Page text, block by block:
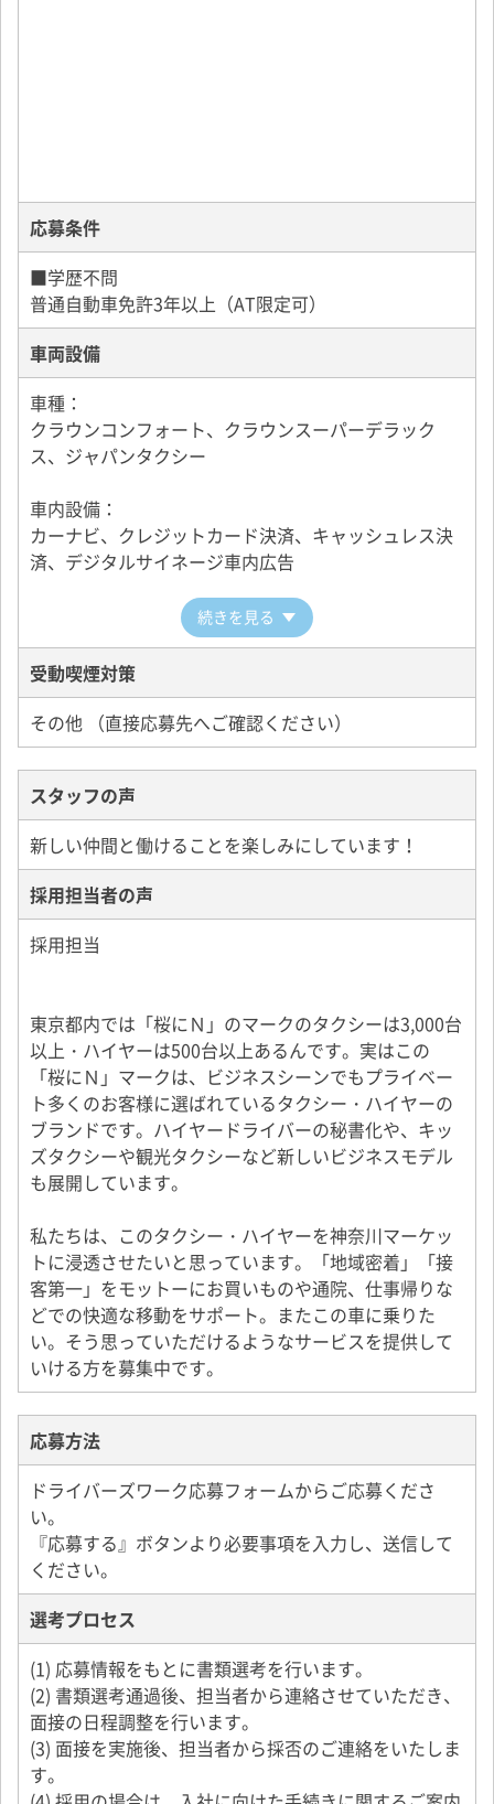
応募条件
■学歴不問
普通自動車免許3年以上（AT限定可）
車両設備
車種：
クラウンコンフォート、クラウンスーパーデラック
ス、ジャパンタクシー
車内設備：
カーナビ、クレジットカード決済、キャッシュレス決
済、デジタルサイネージ車内広告
続きを見る
受動喫煙対策
その他 （直接応募先へご確認ください）
スタッフの声
新しい仲間と働けることを楽しみにしています！
採用担当者の声
採用担当
東京都内では「桜にＮ」のマークのタクシーは3,000台
以上・ハイヤーは500台以上あるんです。実はこの
「桜にＮ」マークは、ビジネスシーンでもプライベー
ト多くのお客様に選ばれているタクシー・ハイヤーの
ブランドです。ハイヤードライバーの秘書化や、キッ
ズタクシーや観光タクシーなど新しいビジネスモデル
も展開しています。
私たちは、このタクシー・ハイヤーを神奈川マーケッ
トに浸透させたいと思っています。「地域密着」「接
客第一」をモットーにお買いものや通院、仕事帰りな
どでの快適な移動をサポート。またこの車に乗りた
い。そう思っていただけるようなサービスを提供して
いける方を募集中です。
応募方法
ドライバーズワーク応募フォームからご応募くださ
い。
『応募する』ボタンより必要事項を入力し、送信して
ください。
選考プロセス
(1) 応募情報をもとに書類選考を行います。
(2) 書類選考通過後、担当者から連絡させていただき、
面接の日程調整を行います。
(3) 面接を実施後、担当者から採否のご連絡をいたしま
す。